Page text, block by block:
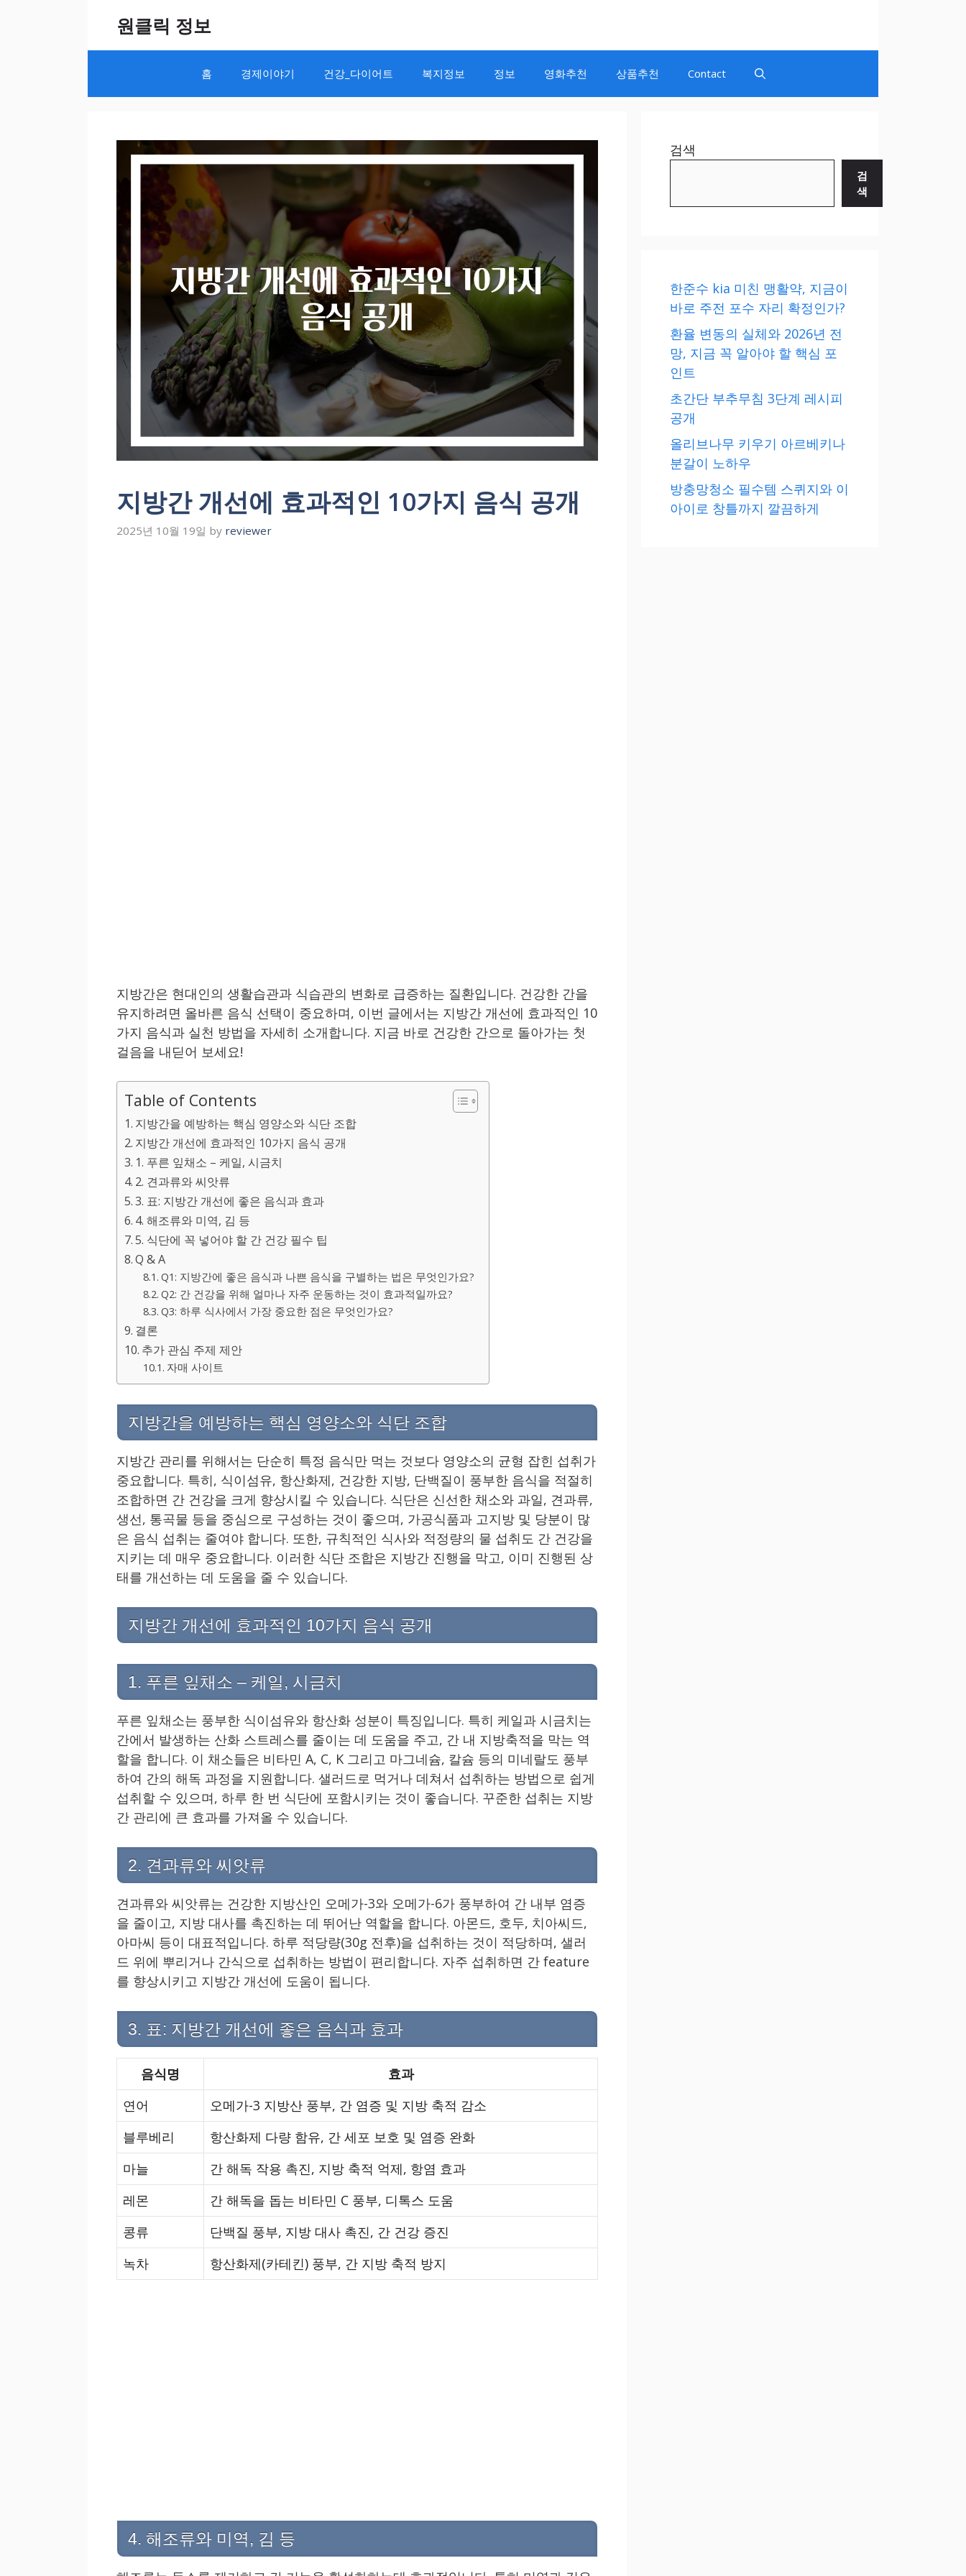
원클릭 정보
홈 경제이야기 건강_다이어트 복지정보 정보 영화추천 상품추천 Contact
지방간 개선에 효과적인 10가지 음식 공개
2025년 10월 19일 by reviewer
지방간은 현대인의 생활습관과 식습관의 변화로 급증하는 질환입니다. 건강한 간을
유지하려면 올바른 음식 선택이 중요하며, 이번 글에서는 지방간 개선에 효과적인 10
가지 음식과 실천 방법을 자세히 소개합니다. 지금 바로 건강한 간으로 돌아가는 첫
걸음을 내딛어 보세요!
Table of Contents
지방간을 예방하는 핵심 영양소와 식단 조합
지방간 개선에 효과적인 10가지 음식 공개
1. 푸른 잎채소 – 케일, 시금치
2. 견과류와 씨앗류
3. 표: 지방간 개선에 좋은 음식과 효과
4. 해조류와 미역, 김 등
5. 식단에 꼭 넣어야 할 간 건강 필수 팁
Q & A
Q1: 지방간에 좋은 음식과 나쁜 음식을 구별하는 법은 무엇인가요?
Q2: 간 건강을 위해 얼마나 자주 운동하는 것이 효과적일까요?
Q3: 하루 식사에서 가장 중요한 점은 무엇인가요?
결론
추가 관심 주제 제안
자매 사이트
지방간을 예방하는 핵심 영양소와 식단 조합
지방간 관리를 위해서는 단순히 특정 음식만 먹는 것보다 영양소의 균형 잡힌 섭취가
중요합니다. 특히, 식이섬유, 항산화제, 건강한 지방, 단백질이 풍부한 음식을 적절히
조합하면 간 건강을 크게 향상시킬 수 있습니다. 식단은 신선한 채소와 과일, 견과류,
생선, 통곡물 등을 중심으로 구성하는 것이 좋으며, 가공식품과 고지방 및 당분이 많
은 음식 섭취는 줄여야 합니다. 또한, 규칙적인 식사와 적정량의 물 섭취도 간 건강을
지키는 데 매우 중요합니다. 이러한 식단 조합은 지방간 진행을 막고, 이미 진행된 상
태를 개선하는 데 도움을 줄 수 있습니다.
지방간 개선에 효과적인 10가지 음식 공개
1. 푸른 잎채소 – 케일, 시금치
푸른 잎채소는 풍부한 식이섬유와 항산화 성분이 특징입니다. 특히 케일과 시금치는
간에서 발생하는 산화 스트레스를 줄이는 데 도움을 주고, 간 내 지방축적을 막는 역
할을 합니다. 이 채소들은 비타민 A, C, K 그리고 마그네슘, 칼슘 등의 미네랄도 풍부
하여 간의 해독 과정을 지원합니다. 샐러드로 먹거나 데쳐서 섭취하는 방법으로 쉽게
섭취할 수 있으며, 하루 한 번 식단에 포함시키는 것이 좋습니다. 꾸준한 섭취는 지방
간 관리에 큰 효과를 가져올 수 있습니다.
2. 견과류와 씨앗류
견과류와 씨앗류는 건강한 지방산인 오메가-3와 오메가-6가 풍부하여 간 내부 염증
을 줄이고, 지방 대사를 촉진하는 데 뛰어난 역할을 합니다. 아몬드, 호두, 치아씨드,
아마씨 등이 대표적입니다. 하루 적당량(30g 전후)을 섭취하는 것이 적당하며, 샐러
드 위에 뿌리거나 간식으로 섭취하는 방법이 편리합니다. 자주 섭취하면 간 feature
를 향상시키고 지방간 개선에 도움이 됩니다.
3. 표: 지방간 개선에 좋은 음식과 효과
음식명
효과
연어
오메가-3 지방산 풍부, 간 염증 및 지방 축적 감소
블루베리
항산화제 다량 함유, 간 세포 보호 및 염증 완화
마늘
간 해독 작용 촉진, 지방 축적 억제, 항염 효과
레몬
간 해독을 돕는 비타민 C 풍부, 디톡스 도움
콩류
단백질 풍부, 지방 대사 촉진, 간 건강 증진
녹차
항산화제(카테킨) 풍부, 간 지방 축적 방지
4. 해조류와 미역, 김 등
검색
검
색
한준수 kia 미친 맹활약, 지금이
바로 주전 포수 자리 확정인가?
환율 변동의 실체와 2026년 전
망, 지금 꼭 알아야 할 핵심 포
인트
초간단 부추무침 3단계 레시피
공개
올리브나무 키우기 아르베키나
분갈이 노하우
방충망청소 필수템 스퀴지와 이
아이로 창틀까지 깔끔하게